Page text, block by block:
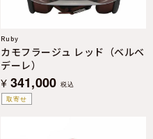
取寄せ
Ruby
カモフラージュ レッド（ベルベ
デーレ）
¥ 341,000 税込